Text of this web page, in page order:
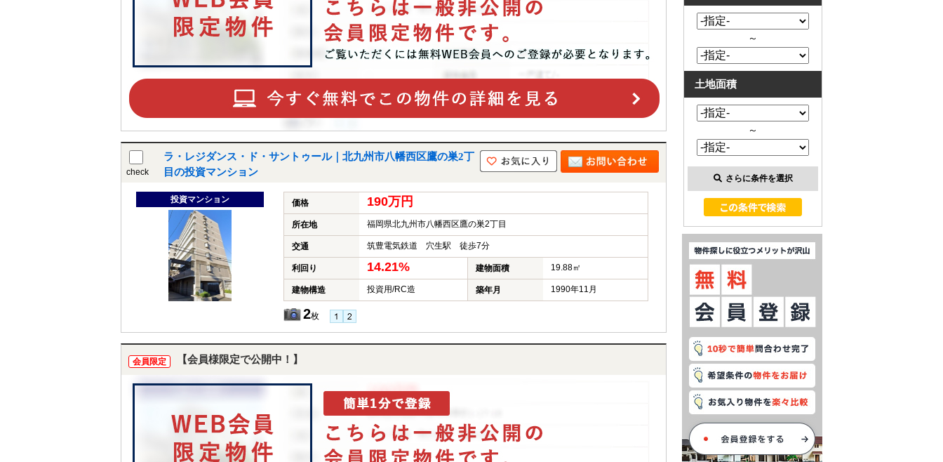
check
ラ・レジダンス・ド・サントゥール｜北九州市八幡西区鷹の巣2丁
目の投資マンション
投資マンション 価格 190万円
所在地 福岡県北九州市八幡西区鷹の巣2丁目
交通 筑豊電気鉄道 穴生駅 徒歩7分
利回り 14.21% 建物面積 19.88㎡
建物構造 投資用/RC造 築年月 1990年11月
2枚
会員限定 【会員様限定で公開中！】
～
土地面積
～
さらに条件を選択